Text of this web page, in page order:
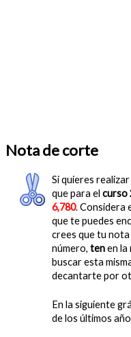
Nota de corte
Si quieres
que para el curso
6,780. Considera
que te puedes
crees que tu
número, tenen la
buscar esta
decantarte por
En la siguiente
de los últimos